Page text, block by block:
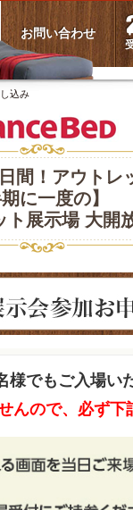
お問い合わせ
込み
間！アウトレ
期に一度の】
展示場 大開
様でもご入場い
ので、必ず下